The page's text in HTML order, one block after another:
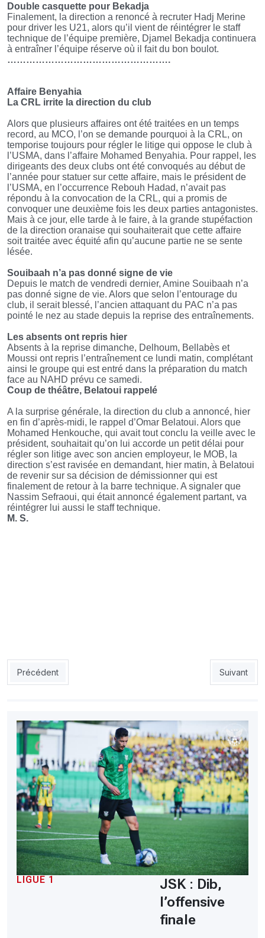
Double casquette pour Bekadja
Finalement, la direction a renoncé à recruter Hadj Merine
pour driver les U21, alors qu’il vient de réintégrer le staff
technique de l’équipe première, Djamel Bekadja continuera
à entraîner l’équipe réserve où il fait du bon boulot.
…………………………………………….
Affaire Benyahia
La CRL irrite la direction du club
Alors que plusieurs affaires ont été traitées en un temps
record, au MCO, l’on se demande pourquoi à la CRL, on
temporise toujours pour régler le litige qui oppose le club à
l’USMA, dans l’affaire Mohamed Benyahia. Pour rappel, les
dirigeants des deux clubs ont été convoqués au début de
l’année pour statuer sur cette affaire, mais le président de
l’USMA, en l’occurrence Rebouh Hadad, n’avait pas
répondu à la convocation de la CRL, qui a promis de
convoquer une deuxième fois les deux parties antagonistes.
Mais à ce jour, elle tarde à le faire, à la grande stupéfaction
de la direction oranaise qui souhaiterait que cette affaire
soit traitée avec équité afin qu’aucune partie ne se sente
lésée.
Souibaah n’a pas donné signe de vie
Depuis le match de vendredi dernier, Amine Souibaah n’a
pas donné signe de vie. Alors que selon l’entourage du
club, il serait blessé, l’ancien attaquant du PAC n’a pas
pointé le nez au stade depuis la reprise des entraînements.
Les absents ont repris hier
Absents à la reprise dimanche, Delhoum, Bellabès et
Moussi ont repris l’entraînement ce lundi matin, complétant
ainsi le groupe qui est entré dans la préparation du match
face au NAHD prévu ce samedi.
Coup de théâtre, Belatoui rappelé
A la surprise générale, la direction du club a annoncé, hier
en fin d’après-midi, le rappel d’Omar Belatoui. Alors que
Mohamed Henkouche, qui avait tout conclu la veille avec le
président, souhaitait qu’on lui accorde un petit délai pour
régler son litige avec son ancien employeur, le MOB, la
direction s’est ravisée en demandant, hier matin, à Belatoui
de revenir sur sa décision de démissionner qui est
finalement de retour à la barre technique. A signaler que
Nassim Sefraoui, qui était annoncé également partant, va
réintégrer lui aussi le staff technique.
M. S.
Article précédent : ESS: Ce qu’il faut éviter face au CAB
Précédent Article
Suivant
LIGUE 1
JSK : Dib,
l’offensive
finale